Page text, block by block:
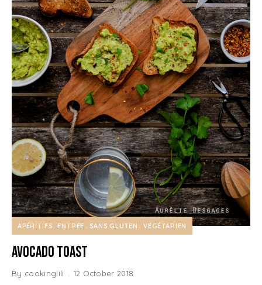
APÉRITIFS ENTRÉE SANS GLUTEN VÉGÉTARIEN
Avocado toast
By cookinglili 12 October 2018